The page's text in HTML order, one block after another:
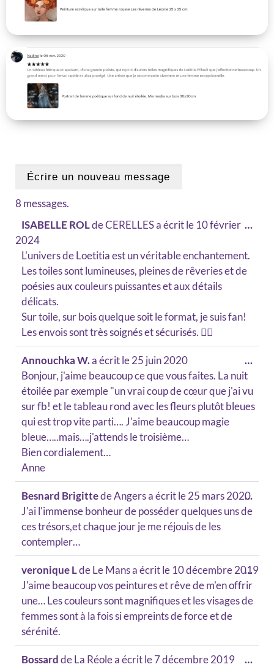
8 messages.
ISABELLE ROLdeCERELLESa écrit le 10 février
2024
L'univers de Loetitia est un véritable enchantement.
Les toiles sont lumineuses, pleines de rêveries et de
poésies aux couleurs puissantes et aux détails
délicats.
Sur toile, sur bois quelque soit le format, je suis fan!
Les envois sont très soignés et sécurisés. 👍🏻
…
Annouchka W.a écrit le25 juin 2020
Bonjour, j'aime beaucoup ce que vous faites. La nuit
étoilée par exemple "un vrai coup de cœur que j'ai vu
sur fb! et le tableau rond avec les fleurs plutôt bleues
qui est trop vite parti…. J'aime beaucoup magie
bleue…..mais….j'attends le troisième…
Bien cordialement…
Anne
…
Besnard BrigittedeAngersa écrit le25 mars 2020
J'ai l'immense bonheur de posséder quelques uns de
ces trésors,et chaque jour je me réjouis de les
contempler…
…
veronique LdeLe Mansa écrit le 10 décembre 2019
J'aime beaucoup vos peintures et rêve de m'en offrir
une… Les couleurs sont magnifiques et les visages de
femmes sont à la fois si empreints de force et de
sérénité.
…
BossarddeLa Réolea écrit le7 décembre 2019
…